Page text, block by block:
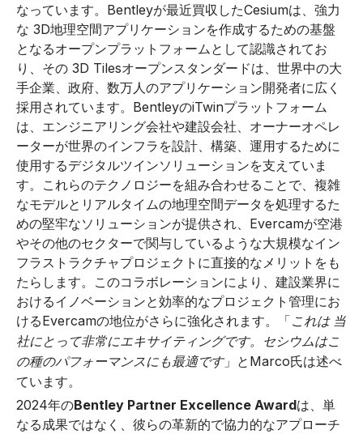
なっています。Bentleyが最近買収したCesiumは、強力
な 3D地理空間アプリケーションを作成するための基盤
となるオープンプラットフォームとして認識されてお
り、その 3D Tilesオープンスタンダードは、世界中の大
手企業、政府、数万人のアプリケーション開発者に広く
採用されています。BentleyのiTwinプラットフォーム
は、エンジニアリング会社や建設会社、オーナーオペレ
ーターが世界のインフラを設計、構築、運用するために
使用するデジタルツインソリューションを支えていま
す。これらのテクノロジーを組み合わせることで、複雑
なモデルとリアルタイムの地理空間データを処理するた
めの堅牢なソリューションが提供され、Evercamが空港
やその他のセクターで関与しているような大規模なイン
フラストラクチャプロジェクトに直接的なメリットをも
たらします。このコラボレーションにより、建設業界に
おけるイノベーションと効率的なプロジェクト管理にお
けるEvercamの地位がさらに強化されます。「これは 当
社にとって非常にエキサイティングです。セシウムはこ
の種のパフォーマンスにも最適です」とMarco氏は述べ
ています。
2024年のBentley Partner Excellence Awardは、単
なる成果ではなく、彼らの革新的で協力的なアプローチ